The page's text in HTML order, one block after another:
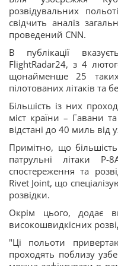
розвідувальних
свідчить аналіз
проведений CNN.
В публікації
FlightRadar24, з 4
щонайменше 25
пілотованих літаків та
Більшість із них
міст країни – Гавани
відстані до 40 миль від
Примітно, що
патрульні літаки P-
спостереження та
Rivet Joint, що
розвідки.
Окрім цього, додає
високошвидкісних
"Ці польоти
проходять поблизу